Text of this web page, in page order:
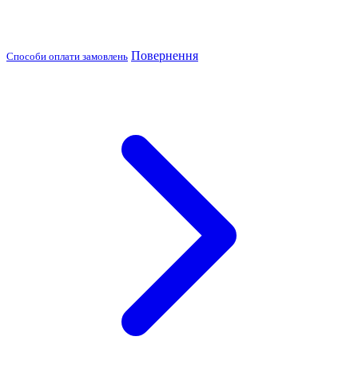
Способи оплати замовлень Повернення